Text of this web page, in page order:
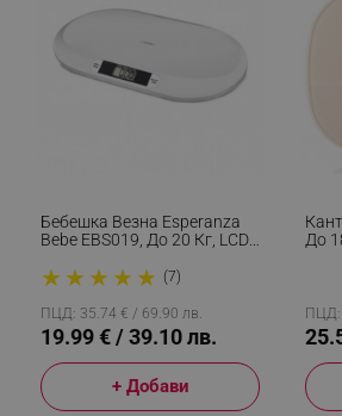
Бебешка Везна Esperanza
Bebe EBS019, До 20 Кг, LCD
★ ★ ★ ★ ★ (7)
ПЦД: 35.74 € / 69.90 лв.
19.99 € / 39.10 лв.
+ Добави
До
ПЦД: